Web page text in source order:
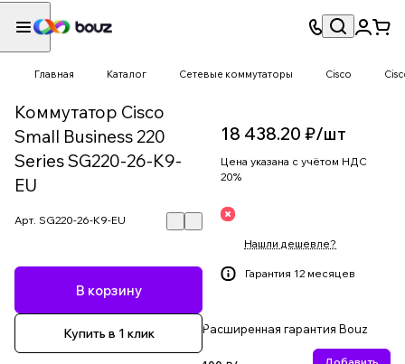
Главная Каталог Сетевые коммутаторы Cisco
Коммутатор Cisco
Small Business 220
Series SG220-26-K9-
EU
Арт. SG220-26-K9-EU
В корзину
Купить в 1 клик
18 438.20 ₽/шт
Цена указана с учётом НДС
20%
Нашли дешевле?
Гарантия 12 месяцев
Расширенная гарантия Bouz